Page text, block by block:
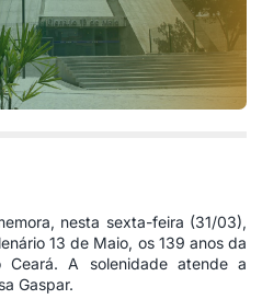
nesta sexta-feira (31/03),
13 de Maio, os 139 anos da
Ceará. A solenidade atende a
Gaspar.